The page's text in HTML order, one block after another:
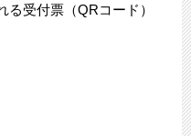
る受付票（QRコード）